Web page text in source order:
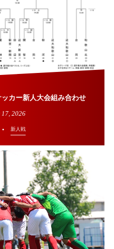
カー新人大会組み合わせ
17, 2026
新人戦